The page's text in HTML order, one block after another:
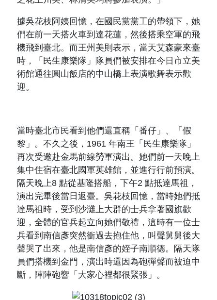
據吳花枝阿姨回憶，在國民黨黨工的帶領下，她
們在前一天搭火車到達花蓮，然後搭乘空軍的飛
機飛到臺北。而王州美則表示，當天艾森豪來臺
時，「民生康樂隊」隊員們被安排在今日市立美
術館通往圓山飯店的中山橋上表演歌舞表示歡
迎。
當時臺北市民看到他們還直稱「番仔」、「假
黎」。不久之後， 1961 年南王「民生康樂隊」
再次受邀赴金馬前線勞軍演出。她們前一天晚上
集中住宿在臺北國軍英雄館，並進行行前預演。
隔天晚上8 點從基隆搭船，下午2 點抵達馬祖，
演出完畢後當日返臺。吳花枝回憶，當時她們抵
達馬祖時，受到沙灘上大群的士兵拿著國旗歡
迎，全體的官兵起立向她們敬禮，這時有一位士
兵看到南信彥突然衝過去抱住他，叫聲舅舅後大
聲哭了出來，他是南信彥的姪子南順德。隔天隊
員們搭機到金門，演出時還因為砲彈聲而被迫中
斷，陣陣砲響「大家心裡都很緊張」。